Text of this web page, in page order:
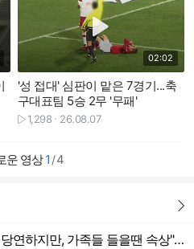
02:02
'성 접대' 심판이 맡은 7경기...축
구대표팀 5승 2무 '무패'
1,298 26.08.07
운 영상1 / 4
'킥 좋아진' 정호연 "팬들 평가 당연하지만, 가족들 들을땐 속상"[현장 인터뷰]